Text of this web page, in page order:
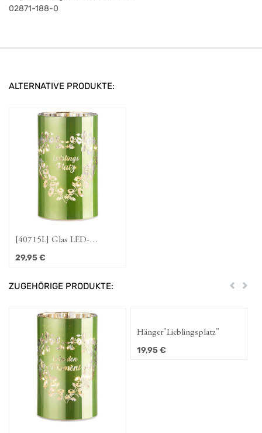
02871-188-0
ALTERNATIVE PRODUKTE:
[40715L] Glas LED-
Leuchter "Moments",
29,95€
ZUGEHÖRIGE PRODUKTE: Zurück
Hänger"Lieblingsplatz"
19,95€